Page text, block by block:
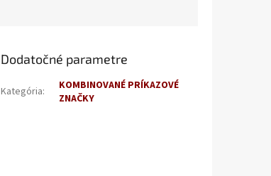
Dodatočné parametre
Kategória:
KOMBINOVANÉ PRÍKAZOVÉ
ZNAČKY